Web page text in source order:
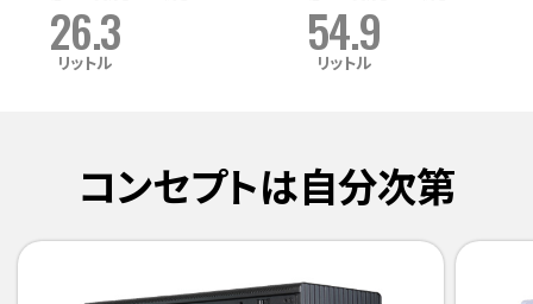
54.9
リットル
26.3
リットル
コンセプトは自分次第